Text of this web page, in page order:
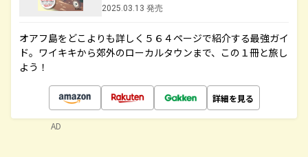
2025.03.13 発売
オアフ島をどこよりも詳しく５６４ページで紹介する最強ガイ
ド。ワイキキから郊外のローカルタウンまで、この１冊と旅し
よう！
詳細を見る
AD